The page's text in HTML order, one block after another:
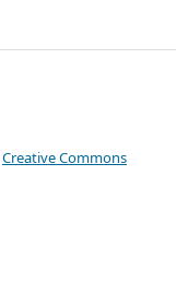
Creative Commons